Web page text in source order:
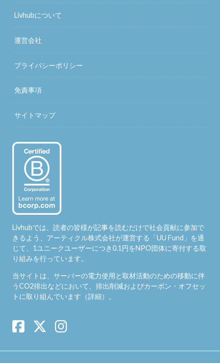
Livhubについて
運営会社
プライバシーポリシー
免責事項
サイトマップ
Livhubでは、読者の皆様が記事を読むだけで社会貢献に参加で
きるよう、アーティクル株式会社が運営する「UU Fund 」を通
じて、1ユニークユーザーにつき0.1円をNPO団体に寄付する取
り組みを行っています。
当サイトは、サーバーの電力使用と取材活動のための移動に伴
うCO2排出などにおいて、排出削減およびカーボン・オフセッ
トに取り組んでいます（詳細）。